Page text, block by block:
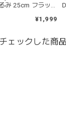
てるおもちゃの中
シリコン製なので
清潔に保てるのも
み 25cm フラッ
¥1,999
ェックした商品